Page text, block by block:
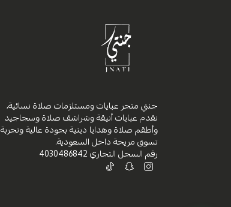
جنتي متجر عبايات ومستلزمات صلاة نسائية،
نقدم عبايات أنيقة وشراشف صلاة وسجاجيد
وأطقم صلاة وهدايا دينية بجودة عالية وتجربة
تسوق مريحة داخل السعودية.
رقم السجل التجاري4030486842